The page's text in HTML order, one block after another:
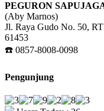
PEGURON
(Aby Marnos)
Jl. Raya Gudo No. 50,
61453
☎️ 0857-8008-0098
Pengunjung